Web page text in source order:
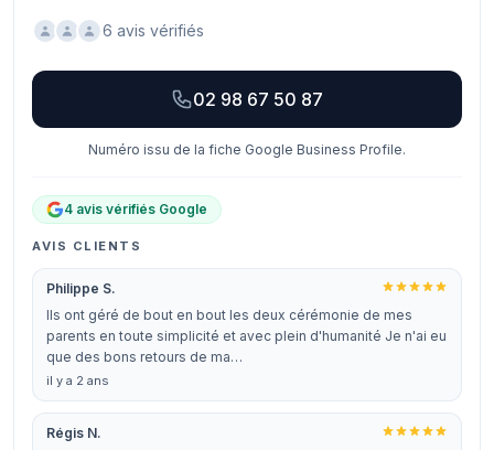
6 avis vérifiés
02 98 67 50 87
Numéro issu de la fiche Google Business Profile.
4 avis vérifiés Google
AVIS CLIENTS
Philippe S.
Ils ont géré de bout en bout les deux cérémonie de mes
parents en toute simplicité et avec plein d'humanité Je n'ai eu
que des bons retours de ma…
il y a 2 ans
Régis N.